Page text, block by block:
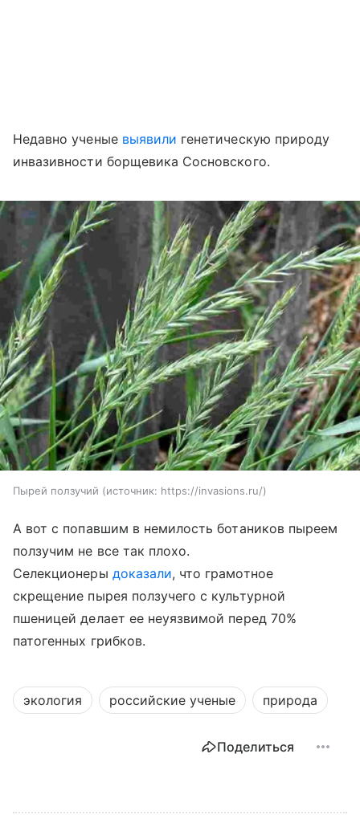
Недавно ученые выявили генетическую природу
инвазивности борщевика Сосновского.
Пырей ползучий источник: https://invasions.ru/
А вот с попавшим в немилость ботаников пыреем
ползучим не все так плохо.
Селекционеры доказали, что грамотное
скрещение пырея ползучего с культурной
пшеницей делает ее неуязвимой перед 70%
патогенных грибков.
экология российские ученые природа
Поделиться